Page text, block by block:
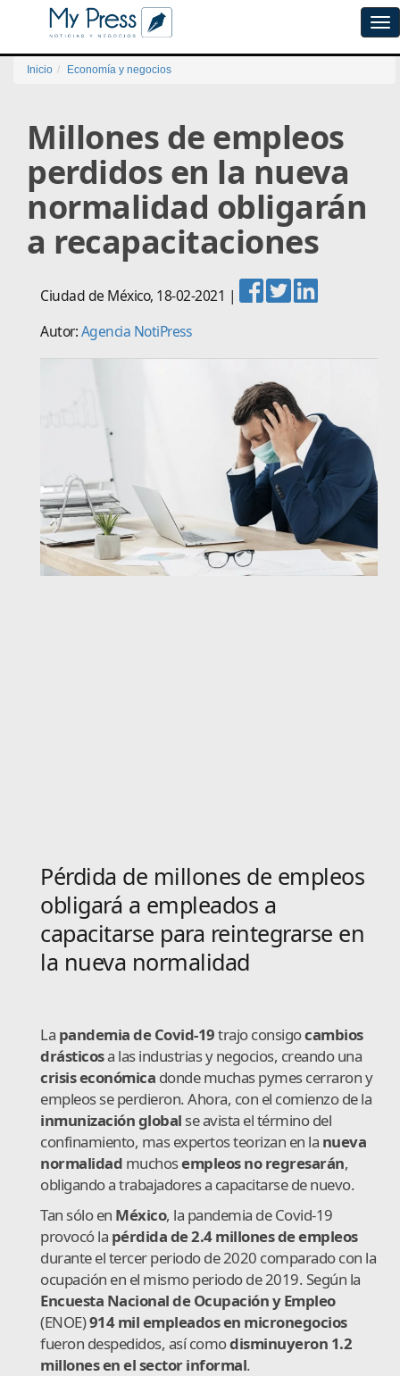
Inicio Economía y negocios
Millones de empleos
perdidos en la nueva
normalidad obligarán
a recapacitaciones
Ciudad de México, 18-02-2021 |
Autor:Agencia NotiPress
Pérdida de millones de empleos
obligará a empleados a
capacitarse para reintegrarse en
la nueva normalidad
La pandemia de Covid-19trajo consigocambios
drásticosa las industrias y negocios, creando una
crisis económica donde muchas pymes cerraron y
empleos se perdieron. Ahora, con el comienzo de la
inmunización global se avista el término del
confinamiento, mas expertos teorizan en la nueva
normalidad muchosempleos no regresarán,
obligando a trabajadores a capacitarse de nuevo.
Tan sólo en México, la pandemia de Covid-19
provocó la pérdida de 2.4 millones de empleos
durante el tercer periodo de 2020 comparado con la
ocupación en el mismo periodo de 2019. Según la
Encuesta Nacional de Ocupación y Empleo
(ENOE)914 mil empleados en micronegocios
fueron despedidos, así comodisminuyeron 1.2
millones en el sector informal.